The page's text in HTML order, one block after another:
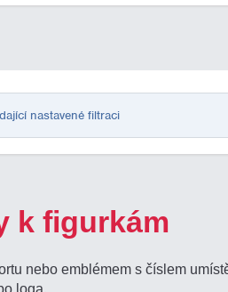
nastavené filtraci
k figurkám
nebo emblémem s číslem
loga.